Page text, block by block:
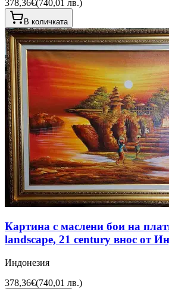
378,36€(740,01 лв.)
В количката
Картина с маслени бои на
landscape, 21 century внос от
Индонезия
378,36€(740,01 лв.)